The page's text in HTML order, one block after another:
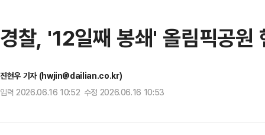
경찰, '12일째 봉쇄' 올림픽공
진현우 기자 (hwjin@dailian.co.kr)
입력 2026.06.16 10:52 수정 2026.06.16 10:53